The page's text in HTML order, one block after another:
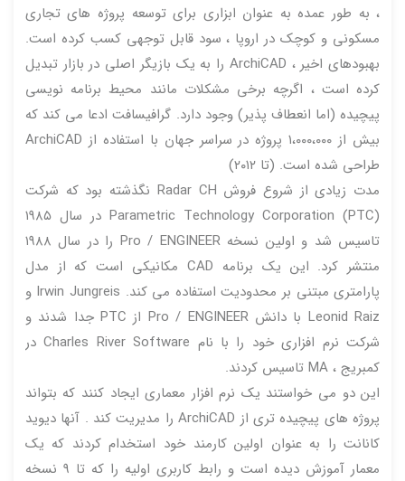
، به طور عمده به عنوان ابزاری برای توسعه پروژه های تجاری
مسکونی و کوچک در اروپا ، سود قابل توجهی کسب کرده است.
بهبودهای اخیر ، ArchiCAD را به یک بازیگر اصلی در بازار تبدیل
کرده است ، اگرچه برخی مشکلات مانند محیط برنامه نویسی
پیچیده (اما انعطاف پذیر) وجود دارد. گرافیسافت ادعا می کند که
بیش از ۱،۰۰۰،۰۰۰ پروژه در سراسر جهان با استفاده از ArchiCAD
طراحی شده است. (تا ۲۰۱۲)
مدت زیادی از شروع فروش Radar CH نگذشته بود که شرکت
Parametric Technology Corporation (PTC) در سال ۱۹۸۵
تاسیس شد و اولین نسخه Pro / ENGINEER را در سال ۱۹۸۸
منتشر کرد. این یک برنامه CAD مکانیکی است که از مدل
پارامتری مبتنی بر محدودیت استفاده می کند. Irwin Jungreis و
Leonid Raiz با دانش Pro / ENGINEER از PTC جدا شدند و
شرکت نرم افزاری خود را با نام Charles River Software در
کمبریج ، MA تاسیس کردند.
این دو می خواستند یک نرم افزار معماری ایجاد کنند که بتواند
پروژه های پیچیده تری از ArchiCAD را مدیریت کند . آنها دیوید
کانانت را به عنوان اولین کارمند خود استخدام کردند که یک
معمار آموزش دیده است و رابط کاربری اولیه را که تا ۹ نسخه